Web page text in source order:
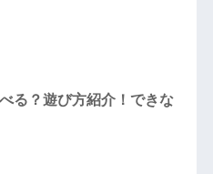
る？遊び方紹介！できな